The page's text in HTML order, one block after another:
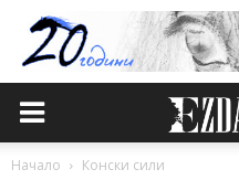
Начало Конски сили